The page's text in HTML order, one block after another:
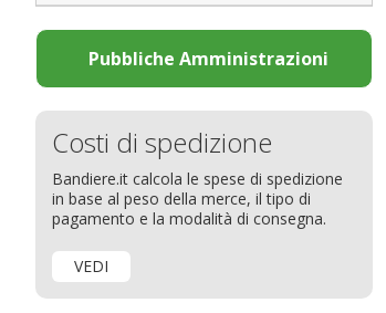
Bandiere Pubblicitarie
Natale e altre festività
Bandiere etniche e religiose
Bandiere per sbandieratori
Bandiere per barche
Bandiere per hotel
Bandiere per eventi
Bandiere per biciclette
Bandiere per autosaloni
Bandiere Palio
La bandiera
Come disporre le bandiere
Dimensioni delle bandiere
Come piegare il tricolore
Pubbliche Amministrazioni
Costi di spedizione
Bandiere.it calcola le spese di spedizione
in base al peso della merce, il tipo di
pagamento e la modalità di consegna.
VEDI